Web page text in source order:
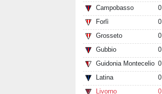
Campobasso
0
Forlì
0
Grosseto
0
Gubbio
0
Guidonia Montecelio 0
Latina
0
Livorno
0